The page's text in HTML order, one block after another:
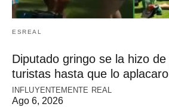
ESREAL
Diputado gringo se la hizo
turistas hasta que lo
INFLUYENTEMENTE REAL
Ago 6, 2026